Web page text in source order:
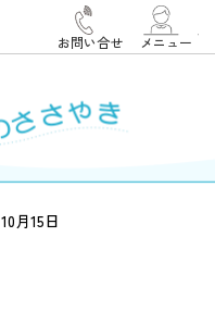
メニュー
お問い合せ
10月15日